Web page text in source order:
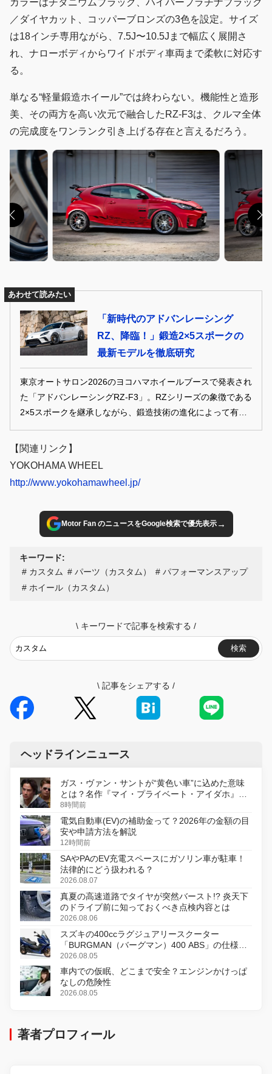
／ダイヤカット、コッパーブロンズの3色を設定。サイズ
は18インチ専用ながら、7.5J〜10.5Jまで幅広く展開さ
れ、ナローボディからワイドボディ車両まで柔軟に対応す
る。
単なる“軽量鍛造ホイール”では終わらない。機能性と造形
美、その両方を高い次元で融合したRZ-F3は、クルマ全体
の完成度をワンランク引き上げる存在と言えるだろう。
あわせて読みたい
「新時代のアドバンレーシング
RZ、降臨！」鍛造2×5スポークの
最新モデルを徹底研究
東京オートサロン2026のヨコハマホイールブースで発表され
た「アドバンレーシングRZ-F3」。RZシリーズの象徴である
2×5スポークを継承しながら、鍛造技術の進化によって有機
モデルとして登場した。
【関連リンク】
YOKOHAMA WHEEL
http://www.yokohamawheel.jp/
Motor Fan のニュースをGoogle検索で優先表示→
キーワード:
カスタム
パーツ（カスタム）
パフォーマンスアップ
ホイール（カスタム）
\ キーワードで記事を検索する /
検索
\ 記事をシェアする /
ヘッドラインニュース
ガス・ヴァン・サントが“黄色い車”に込めた意味
とは？名作『マイ・プライベート・アイダホ』が
初のデジタルリマスター版で復活
8時間前
電気自動車(EV)の補助金って？2026年の金額の目
安や申請方法を解説
12時間前
SAやPAのEV充電スペースにガソリン車が駐車！
法律的にどう扱われる？
2026.08.07
真夏の高速道路でタイヤが突然バースト!? 炎天下
のドライブ前に知っておくべき点検内容とは
2026.08.06
スズキの400ccラグジュアリースクーター
「BURGMAN（バーグマン）400 ABS」の仕様を
変更し、8月18日に発売
2026.08.05
車内での仮眠、どこまで安全？エンジンかけっぱ
なしの危険性
2026.08.05
著者プロフィール